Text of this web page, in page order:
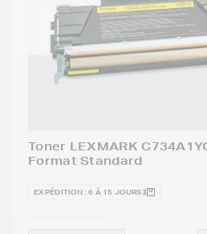
Toner LEXMARK
Format Standard
EXPÉDITION : 6 À 15 JOURS